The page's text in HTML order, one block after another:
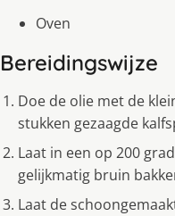
Oven
Bereidingswijze
Doe de olie met de
stukken gezaagde
Laat in een op 200
gelijkmatig bruin
Laat de